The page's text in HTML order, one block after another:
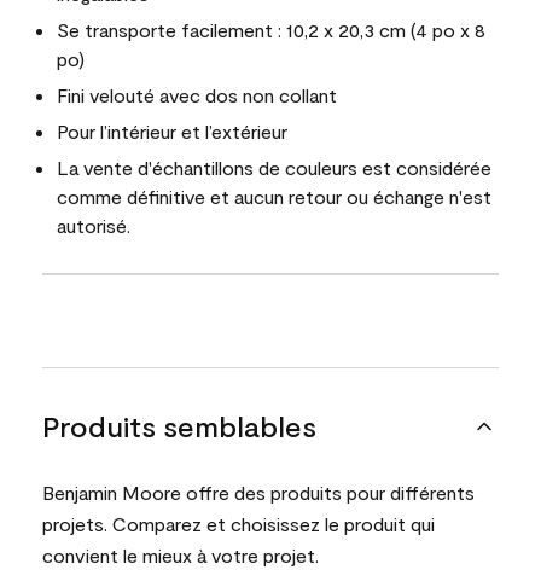
Se transporte facilement : 10,2 x 20,3 cm (4 po x 8
po)
Fini velouté avec dos non collant
Pour l’intérieur et l’extérieur
La vente d'échantillons de couleurs est considérée
comme définitive et aucun retour ou échange n'est
autorisé.
Produits semblables
Benjamin Moore offre des produits pour différents
projets. Comparez et choisissez le produit qui
convient le mieux à votre projet.